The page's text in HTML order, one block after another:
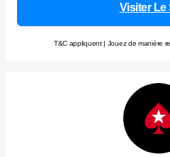
Visiter Le
T&C appliquent | Jouez de manière